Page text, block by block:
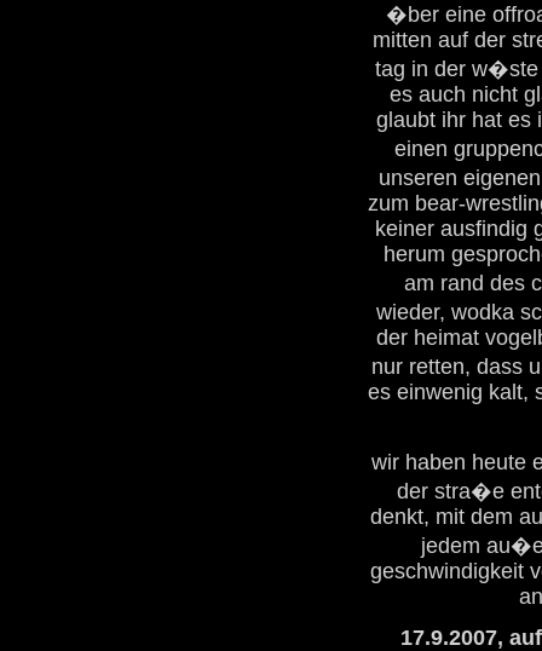
�ber eine
mitten auf der
tag in der w�ste
es auch nicht
glaubt ihr hat es
einen
unseren
zum bear-
keiner ausfindig
herum
am rand des
wieder, wodka
der heimat
nur retten, dass
es einwenig kalt,
wir haben heute
der stra�e
denkt, mit dem
jedem
geschwindigkeit
17.9.2007,